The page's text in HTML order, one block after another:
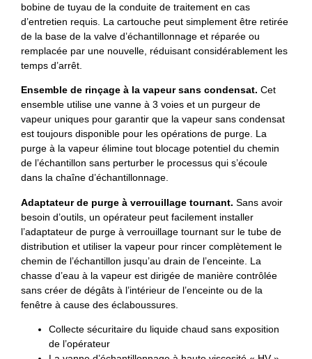
bobine de tuyau de la conduite de traitement en cas
d’entretien requis. La cartouche peut simplement être retirée
de la base de la valve d’échantillonnage et réparée ou
remplacée par une nouvelle, réduisant considérablement les
temps d’arrêt.
Ensemble de rinçage à la vapeur sans condensat. Cet
ensemble utilise une vanne à 3 voies et un purgeur de
vapeur uniques pour garantir que la vapeur sans condensat
est toujours disponible pour les opérations de purge. La
purge à la vapeur élimine tout blocage potentiel du chemin
de l’échantillon sans perturber le processus qui s’écoule
dans la chaîne d’échantillonnage.
Adaptateur de purge à verrouillage tournant. Sans avoir
besoin d’outils, un opérateur peut facilement installer
l’adaptateur de purge à verrouillage tournant sur le tube de
distribution et utiliser la vapeur pour rincer complètement le
chemin de l’échantillon jusqu’au drain de l’enceinte. La
chasse d’eau à la vapeur est dirigée de manière contrôlée
sans créer de dégâts à l’intérieur de l’enceinte ou de la
fenêtre à cause des éclaboussures.
Collecte sécuritaire du liquide chaud sans exposition
de l’opérateur